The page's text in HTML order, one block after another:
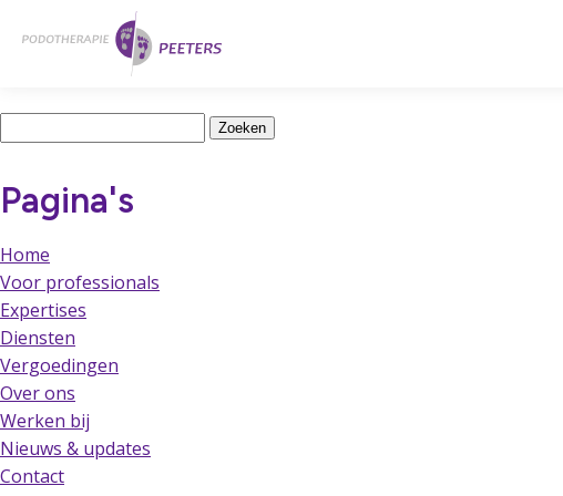
hoofdinhoud
Latest Posts
Pagina's
Home
Voor professionals
Expertises
Diensten
Vergoedingen
Over ons
Werken bij
Nieuws & updates
Contact